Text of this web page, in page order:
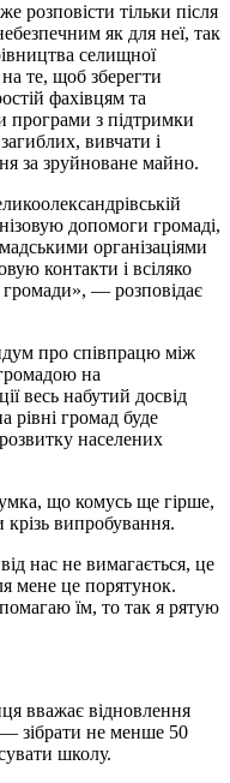
розповісти тільки після
як для неї, так
селищної
на те, щоб зберегти
фахівцям та
програми з підтримки
вивчати і
за зруйноване майно.
допомоги громаді,
організаціями
контакти і всіляко
— розповідає
про співпрацю між
на
весь набутий досвід
рівні громад буде
населених
що комусь ще гірше,
випробування.
нас не вимагається, це
мене це порятунок.
їм, то так я рятую
вважає відновлення
— зібрати не менше 50
школу.